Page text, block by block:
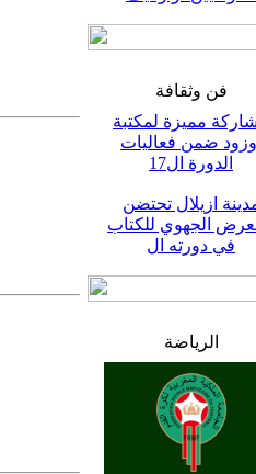
فن وثقافة
مميزة لمكتبة
اوزود ضمن فعاليات
الدورة ال17
ازيلال تحتضن
الجهوي للكتاب
في دورته ال
الرياضة